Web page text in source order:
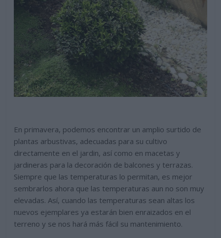
En primavera, podemos encontrar un amplio surtido de
plantas arbustivas, adecuadas para su cultivo
directamente en el jardin, así como en macetas y
jardineras para la decoración de balcones y terrazas.
Siempre que las temperaturas lo permitan, es mejor
sembrarlos ahora que las temperaturas aun no son muy
elevadas. Así, cuando las temperaturas sean altas los
nuevos ejemplares ya estarán bien enraizados en el
terreno y se nos hará más fácil su mantenimiento.